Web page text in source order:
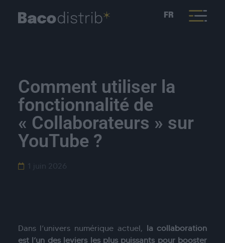
FR
Comment utiliser la
fonctionnalité de
« Collaborateurs » sur
YouTube ?
1 juin 2026
Dans l’univers numérique actuel, la collaboration
est l’un des leviers les plus puissants pour booster